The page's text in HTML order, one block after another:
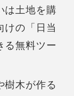
は土地を購
けの「日当
る無料ツー
樹木が作る